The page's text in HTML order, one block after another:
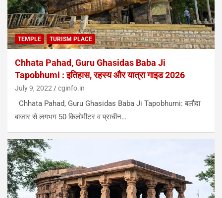
TEMPLE TURISM PLACE
Chhata Pahad, Guru Ghasidas Baba Ji
Tapobhumi : इतिहास, रहस्य और यात्रा गाइड 2026
July 9, 2022 cginfo.in
Chhata Pahad, Guru Ghasidas Baba Ji Tapobhumi: बलौदा
बाजार से लगभग 50 किलोमीटर व प्राचीन…